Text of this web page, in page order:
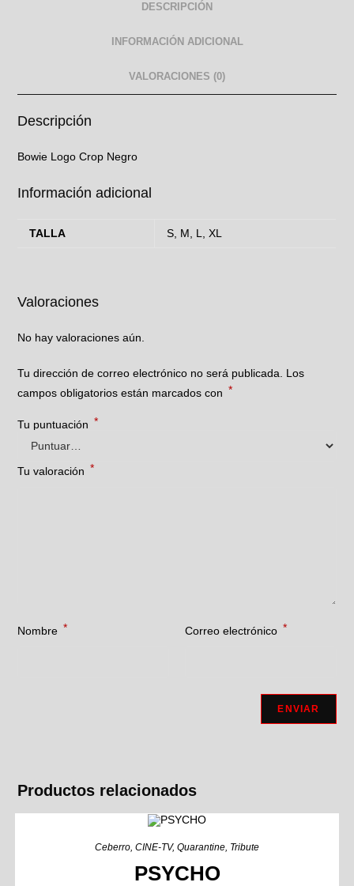
DESCRIPCIÓN
INFORMACIÓN ADICIONAL
VALORACIONES (0)
Descripción
Bowie Logo Crop Negro
Información adicional
TALLA S, M, L, XL
Valoraciones
No hay valoraciones aún.
Tu dirección de correo electrónico no será publicada. Los
campos obligatorios están marcados con *
Tu puntuación *
Tu valoración *
Nombre * Correo electrónico *
Productos relacionados
Ceberro CINE-TV, Quarantine Tribute
PSYCHO